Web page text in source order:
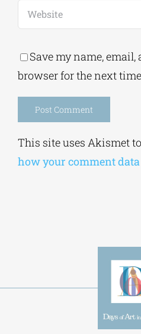
browser for the next
Alternative: